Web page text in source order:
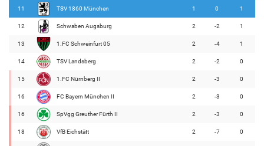
11 TSV 1860 München 1 0 1
12 Schwaben Augsburg 2 -2 1
13 1.FC Schweinfurt 05 2 -4 1
14 TSV Landsberg 2 -2 0
15 1.FC Nürnberg II 2 -3 0
16 FC Bayern München II 2 -3 0
16 SpVgg Greuther Fürth II 2 -3 0
18 VfB Eichstätt 2 -7 0